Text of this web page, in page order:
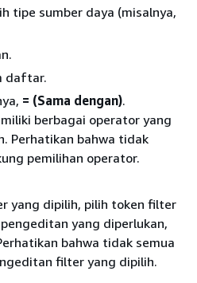
tipe sumber daya (misalnya,
daftar.
= (Sama dengan).
berbagai operator yang
Perhatikan bahwa tidak
pemilihan operator.
yang dipilih, pilih token filter
yang diperlukan,
bahwa tidak semua
filter yang dipilih.